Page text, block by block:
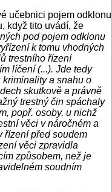
učebnici pojem odklonu
když tito uvádí, že
pod pojem odklonu
k tomu vhodných
trestního řízení
líčení (...). Jde tedy
a snahu o
skutkově a právně
trestný čin spáchaly
popř. osoby, u nichž
věci v náročném a
řízení před soudem
věci zpravidla
způsobem, než je
soudním